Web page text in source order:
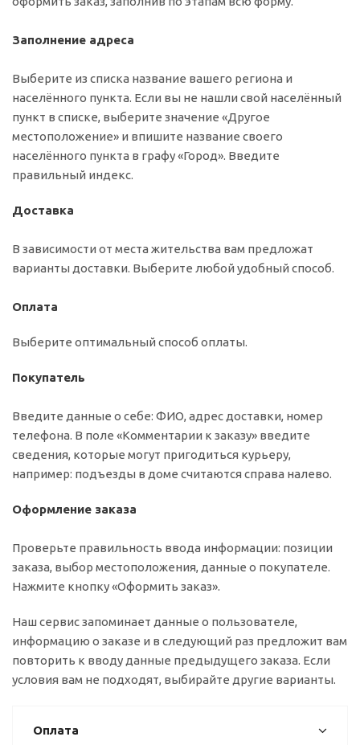
Заполнение адреса
Выберите из списка название вашего региона и
населённого пункта. Если вы не нашли свой населённый
пункт в списке, выберите значение «Другое
местоположение» и впишите название своего
населённого пункта в графу «Город». Введите
правильный индекс.
Доставка
В зависимости от места жительства вам предложат
варианты доставки. Выберите любой удобный способ.
Оплата
Выберите оптимальный способ оплаты.
Покупатель
Введите данные о себе: ФИО, адрес доставки, номер
телефона. В поле «Комментарии к заказу» введите
сведения, которые могут пригодиться курьеру,
например: подъезды в доме считаются справа налево.
Оформление заказа
Проверьте правильность ввода информации: позиции
заказа, выбор местоположения, данные о покупателе.
Нажмите кнопку «Оформить заказ».
Наш сервис запоминает данные о пользователе,
информацию о заказе и в следующий раз предложит вам
повторить к вводу данные предыдущего заказа. Если
условия вам не подходят, выбирайте другие варианты.
Оплата